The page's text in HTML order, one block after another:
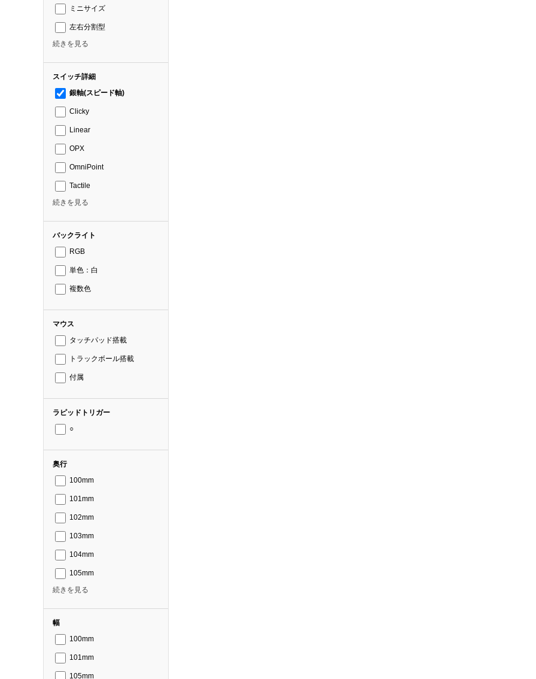
ミニサイズ
左右分割型
続きを見る
スイッチ詳細
銀軸(スピード軸)
Clicky
Linear
OPX
OmniPoint
Tactile
続きを見る
バックライト
RGB
単色：白
複数色
マウス
タッチパッド搭載
トラックボール搭載
付属
ラピッドトリガー
○
奥行
100mm
101mm
102mm
103mm
104mm
105mm
続きを見る
幅
100mm
101mm
105mm